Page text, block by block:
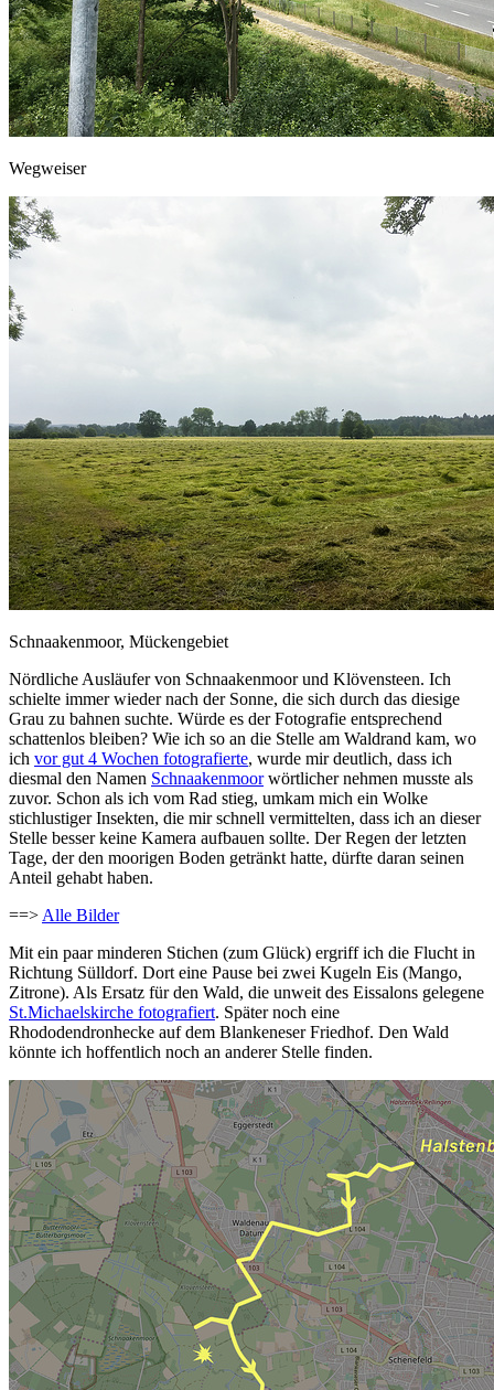
Wegweiser
Schnaakenmoor, Mückengebiet
Nördliche Ausläufer von Schnaakenmoor und Klövensteen. Ich
schielte immer wieder nach der Sonne, die sich durch das diesige
Grau zu bahnen suchte. Würde es der Fotografie entsprechend
schattenlos bleiben? Wie ich so an die Stelle am Waldrand kam, wo
ich vor gut 4 Wochen fotografierte, wurde mir deutlich, dass ich
diesmal den Namen Schnaakenmoorwörtlicher nehmen musste als
zuvor. Schon als ich vom Rad stieg, umkam mich ein Wolke
stichlustiger Insekten, die mir schnell vermittelten, dass ich an dieser
Stelle besser keine Kamera aufbauen sollte. Der Regen der letzten
Tage, der den moorigen Boden getränkt hatte, dürfte daran seinen
Anteil gehabt haben.
==> Alle Bilder
Mit ein paar minderen Stichen (zum Glück) ergriff ich die Flucht in
Richtung Sülldorf. Dort eine Pause bei zwei Kugeln Eis (Mango,
Zitrone). Als Ersatz für den Wald, die unweit des Eissalons gelegene
St.Michaelskirche fotografiert. Später noch eine
Rhododendronhecke auf dem Blankeneser Friedhof. Den Wald
könnte ich hoffentlich noch an anderer Stelle finden.